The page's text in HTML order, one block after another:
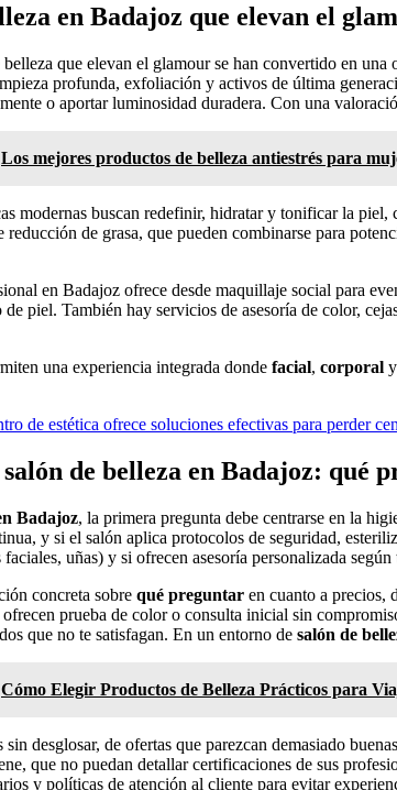
en Badajoz que elevan el
que elevan el glamour se han convertido en
profunda, exfoliación y activos de última
o aportar luminosidad duradera. Con una
Los mejores productos de belleza antiestrés para
modernas buscan redefinir, hidratar y tonificar la
de grasa, que pueden combinarse para
en Badajoz ofrece desde maquillaje social para
piel. También hay servicios de asesoría de color,
una experiencia integrada donde facial, corporal y
de estética ofrece soluciones efectivas para perder
de belleza en Badajoz: qué
Badajoz, la primera pregunta debe centrarse en la
y si el salón aplica protocolos de seguridad,
uñas) y si ofrecen asesoría personalizada
concreta sobre qué preguntar en cuanto a precios,
prueba de color o consulta inicial sin
que no te satisfagan. En un entorno de salón de
Cómo Elegir Productos de Belleza Prácticos para
desglosar, de ofertas que parezcan demasiado
que no puedan detallar certificaciones de sus
y políticas de atención al cliente para evitar